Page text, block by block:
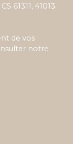
61311, 41013
de vos
notre